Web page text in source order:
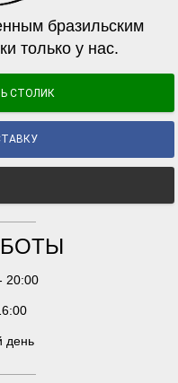
бразильским
только у нас.
СТОЛИК
20:00
день